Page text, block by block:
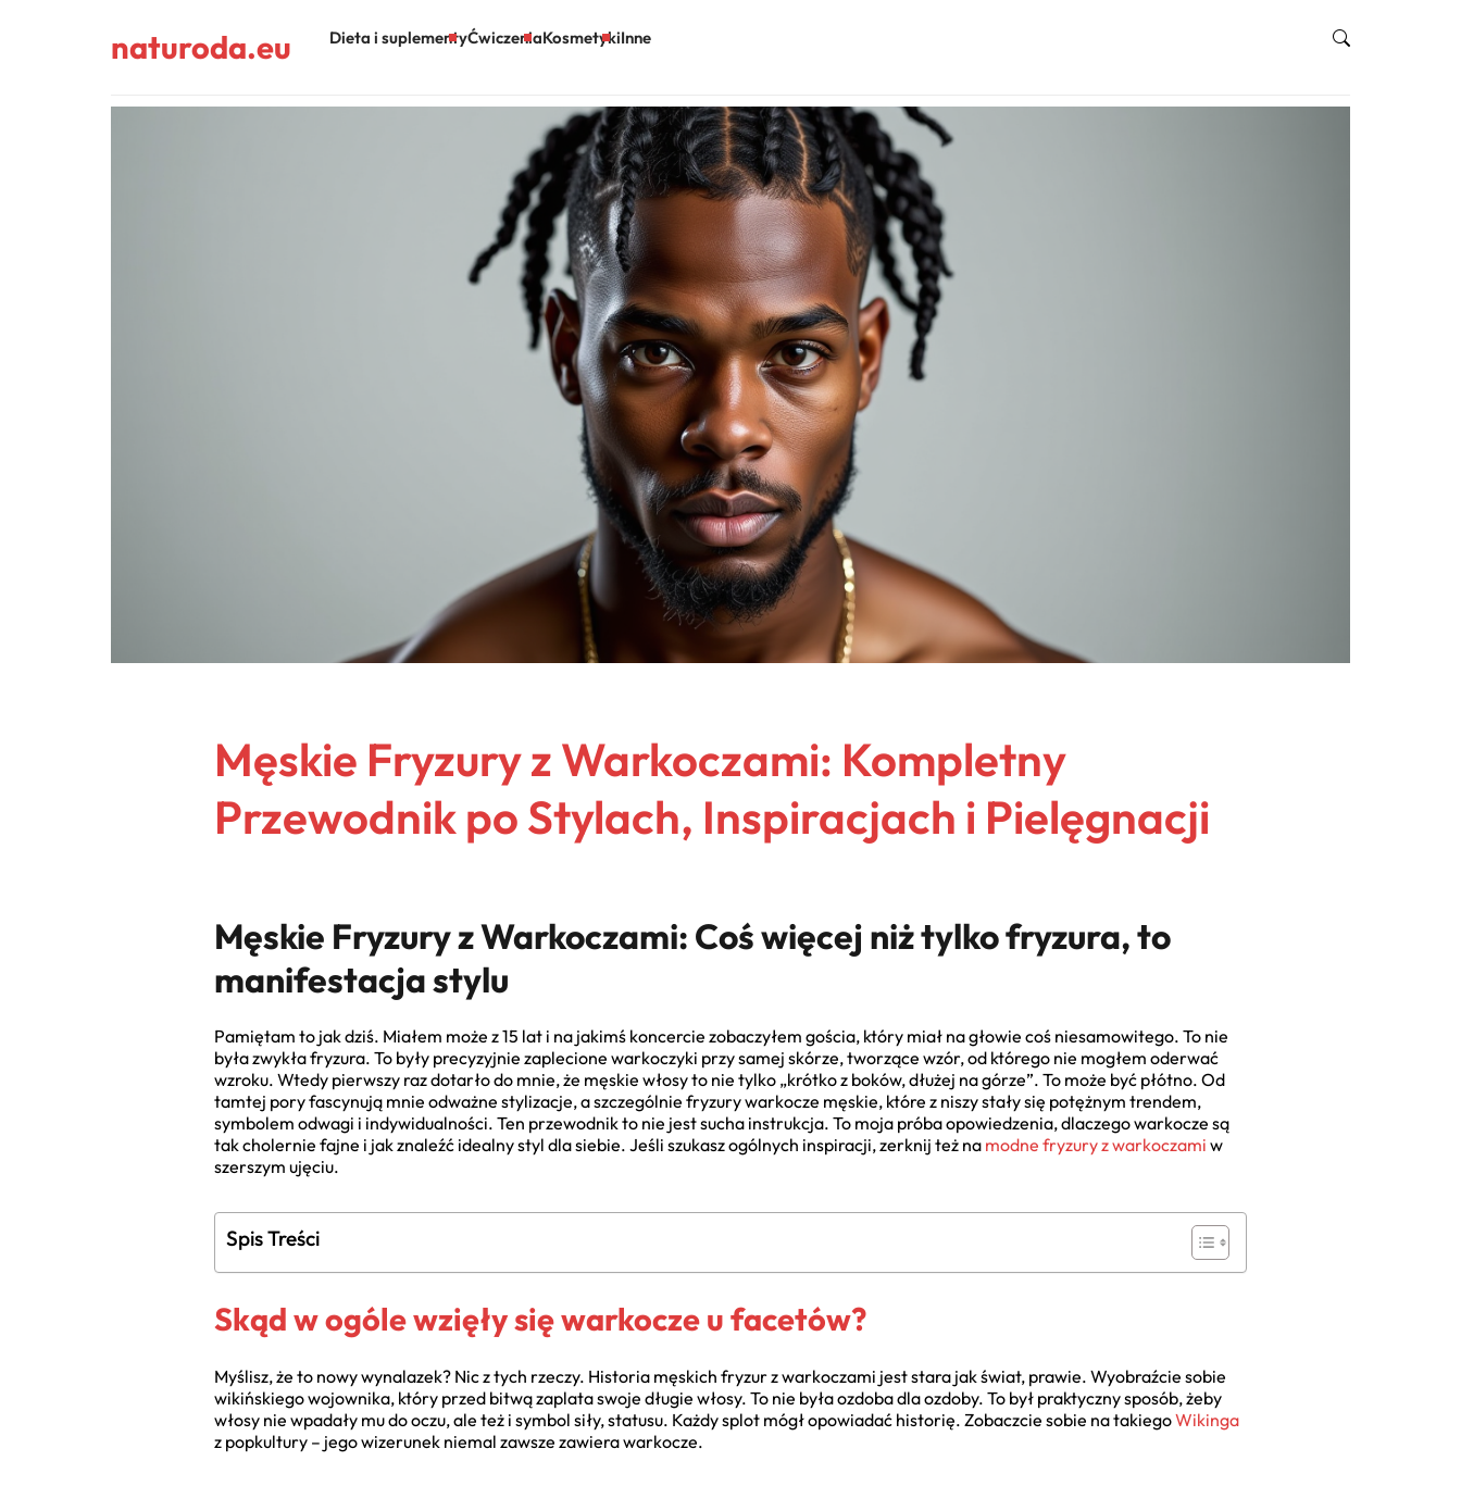
naturoda.eu Dieta i suplementyĆwiczeniaKosmetykiInne
Męskie Fryzury z Warkoczami: Kompletny
Przewodnik po Stylach, Inspiracjach i Pielęgnacji
Męskie Fryzury z Warkoczami: Coś więcej niż tylko fryzura, to
manifestacja stylu
Pamiętam to jak dziś. Miałem może z 15 lat i na jakimś koncercie zobaczyłem gościa, który miał na głowie coś niesamowitego. To nie
była zwykła fryzura. To były precyzyjnie zaplecione warkoczyki przy samej skórze, tworzące wzór, od którego nie mogłem oderwać
wzroku. Wtedy pierwszy raz dotarło do mnie, że męskie włosy to nie tylko „krótko z boków, dłużej na górze”. To może być płótno. Od
tamtej pory fascynują mnie odważne stylizacje, a szczególnie fryzury warkocze męskie, które z niszy stały się potężnym trendem,
symbolem odwagi i indywidualności. Ten przewodnik to nie jest sucha instrukcja. To moja próba opowiedzenia, dlaczego warkocze są
tak cholernie fajne i jak znaleźć idealny styl dla siebie. Jeśli szukasz ogólnych inspiracji, zerknij też na modne fryzury z warkoczami w
szerszym ujęciu.
Spis Treści
Skąd w ogóle wzięły się warkocze u facetów?
Myślisz, że to nowy wynalazek? Nic z tych rzeczy. Historia męskich fryzur z warkoczami jest stara jak świat, prawie. Wyobraźcie sobie
wikińskiego wojownika, który przed bitwą zaplata swoje długie włosy. To nie była ozdoba dla ozdoby. To był praktyczny sposób, żeby
włosy nie wpadały mu do oczu, ale też i symbol siły, statusu. Każdy splot mógł opowiadać historię. Zobaczcie sobie na takiegoWikinga
z popkultury – jego wizerunek niemal zawsze zawiera warkocze.